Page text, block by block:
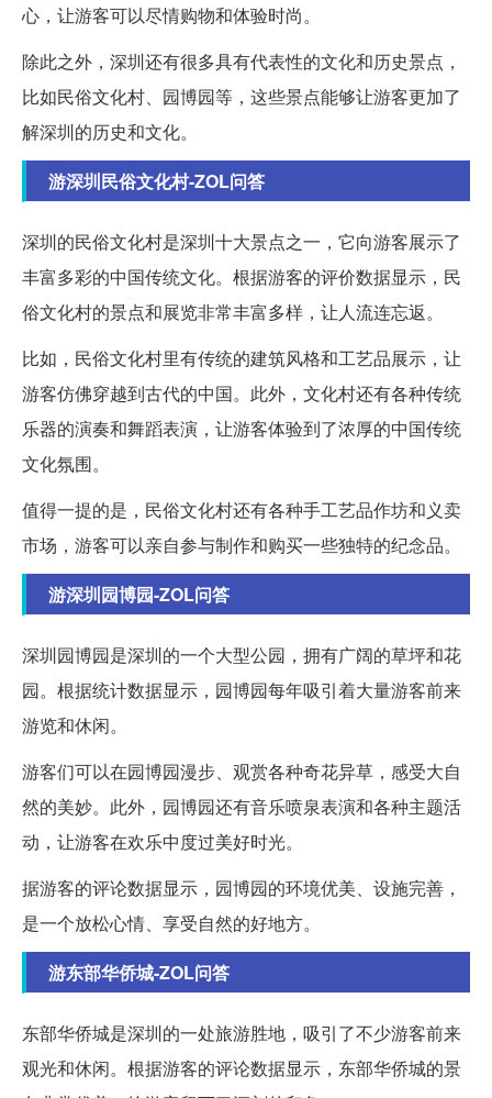
心，让游客可以尽情购物和体验时尚。
除此之外，深圳还有很多具有代表性的文化和历史景点，
比如民俗文化村、园博园等，这些景点能够让游客更加了
解深圳的历史和文化。
游深圳民俗文化村-ZOL问答
深圳的民俗文化村是深圳十大景点之一，它向游客展示了
丰富多彩的中国传统文化。根据游客的评价数据显示，民
俗文化村的景点和展览非常丰富多样，让人流连忘返。
比如，民俗文化村里有传统的建筑风格和工艺品展示，让
游客仿佛穿越到古代的中国。此外，文化村还有各种传统
乐器的演奏和舞蹈表演，让游客体验到了浓厚的中国传统
文化氛围。
值得一提的是，民俗文化村还有各种手工艺品作坊和义卖
市场，游客可以亲自参与制作和购买一些独特的纪念品。
游深圳园博园-ZOL问答
深圳园博园是深圳的一个大型公园，拥有广阔的草坪和花
园。根据统计数据显示，园博园每年吸引着大量游客前来
游览和休闲。
游客们可以在园博园漫步、观赏各种奇花异草，感受大自
然的美妙。此外，园博园还有音乐喷泉表演和各种主题活
动，让游客在欢乐中度过美好时光。
据游客的评论数据显示，园博园的环境优美、设施完善，
是一个放松心情、享受自然的好地方。
游东部华侨城-ZOL问答
东部华侨城是深圳的一处旅游胜地，吸引了不少游客前来
观光和休闲。根据游客的评论数据显示，东部华侨城的景